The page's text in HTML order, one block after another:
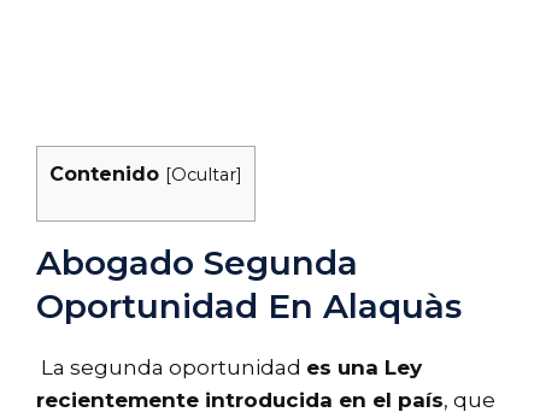
Contenido [Ocultar]
Abogado Segunda
Oportunidad En Alaquàs
La segunda oportunidad es una Ley
recientemente introducida en el país, que